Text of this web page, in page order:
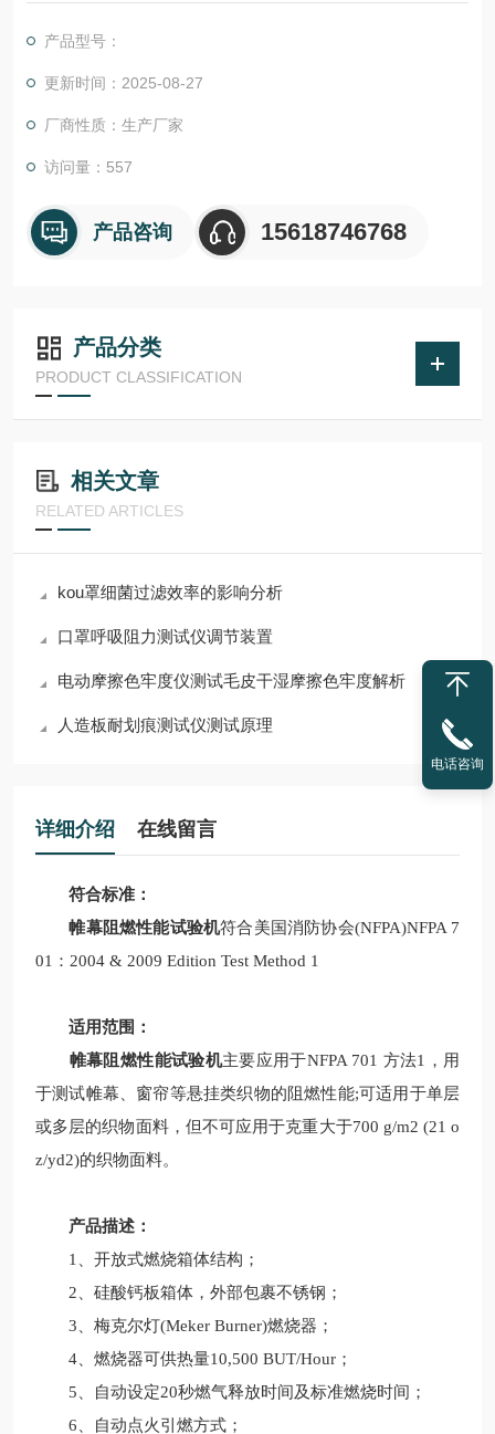
产品型号：
更新时间：2025-08-27
厂商性质：生产厂家
访问量：557
产品咨询 15618746768
产品分类
PRODUCT CLASSIFICATION
相关文章
RELATED ARTICLES
kou罩细菌过滤效率的影响分析
口罩呼吸阻力测试仪调节装置
电动摩擦色牢度仪测试毛皮干湿摩擦色牢度解析
人造板耐划痕测试仪测试原理
详细介绍 在线留言
符合标准：
帷幕阻燃性能试验机符合美国消防协会(NFPA)NFPA 7
01：2004 & 2009 Edition Test Method 1
适用范围：
帷幕阻燃性能试验机主要应用于NFPA 701 方法1，用
于测试帷幕、窗帘等悬挂类织物的阻燃性能;可适用于单层
或多层的织物面料，但不可应用于克重大于700 g/m2 (21 o
z/yd2)的织物面料。
产品描述：
1、开放式燃烧箱体结构；
2、硅酸钙板箱体，外部包裹不锈钢；
3、梅克尔灯(Meker Burner)燃烧器；
4、燃烧器可供热量10,500 BUT/Hour；
5、自动设定20秒燃气释放时间及标准燃烧时间；
6、自动点火引燃方式；
电话咨询